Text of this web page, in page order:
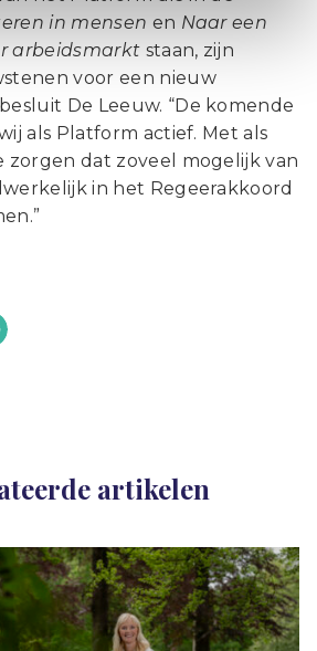
in mensen en Naar een
arbeidsmarkt staan, zijn
voor een nieuw
De Leeuw. “De komende
als Platform actief. Met als
zorgen dat zoveel mogelijk van
in het Regeerakkoord
artikelen